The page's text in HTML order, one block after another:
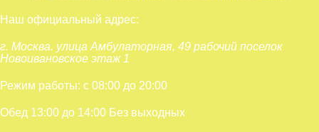
Наш официальный адрес:
г. Москва. улица Амбулаторная, 49 рабочий поселок
Новоивановское этаж 1
Режим работы: с 08:00 до 20:00
Обед 13:00 до 14:00 Без выходных